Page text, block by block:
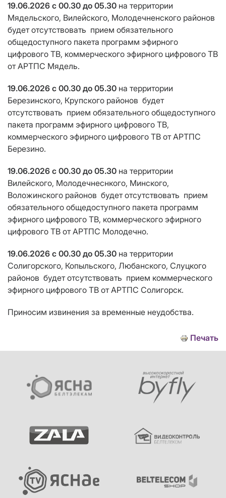
19.06.2026 с 00.30 до 05.30 на территории
Мядельского, Вилейского, Молодечненского районов
будет отсутствовать прием обязательного
общедоступного пакета программ эфирного
цифрового ТВ, коммерческого эфирного цифрового ТВ
от АРТПС Мядель.
19.06.2026 с 00.30 до 05.30 на территории
Березинского, Крупского районов будет
отсутствовать прием обязательного общедоступного
пакета программ эфирного цифрового ТВ,
коммерческого эфирного цифрового ТВ от АРТПС
Березино.
19.06.2026 с 00.30 до 05.30 на территории
Вилейского, Молодечнеснкого, Минского,
Воложинского районов будет отсутствовать прием
обязательного общедоступного пакета программ
эфирного цифрового ТВ, коммерческого эфирного
цифрового ТВ от АРТПС Молодечно.
19.06.2026 с 00.30 до 05.30 на территории
Солигорского, Копыльского, Любанского, Слуцкого
районов будет отсутствовать прием коммерческого
эфирного цифрового ТВ от АРТПС Солигорск.
Приносим извинения за временные неудобства.
Печать